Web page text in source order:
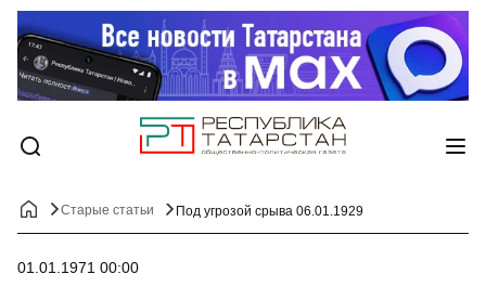
Старые статьи Под угрозой срыва 06.01.1929
01.01.1971 00:00